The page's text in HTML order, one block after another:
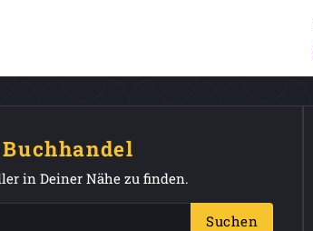
in Deiner Nähe zu finden.
Suchen